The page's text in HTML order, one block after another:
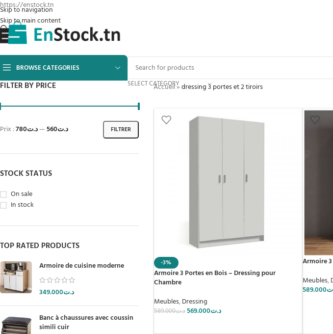
https://enstock.tn
Skip to navigation
Skip to main content
BROWSE CATEGORIES
SELECT CATEGORY
FILTER BY PRICE
FILTRER
Prix : د.ت560 —د.ت780
STOCK STATUS
On sale
In stock
TOP RATED PRODUCTS
Armoire de cuisine moderne
د.ت349.000
Banc à chaussures avec coussin
simili cuir
Accueil»dressing 3 portes et 2 tiroirs
-3%
Armoire 3 Portes en Bois – Dressing pour
Chambre
Meubles,Dressing
د.ت589.000 د.ت569.000
Armoire
Meubles,
589.000